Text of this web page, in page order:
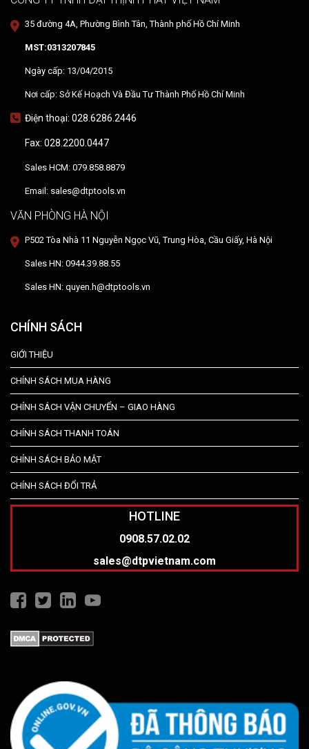
35 đường 4A, Phường Bình Tân, Thành phố Hồ Chí Minh
MST:0313207845
Ngày cấp: 13/04/2015
Nơi cấp: Sở Kế Hoạch Và Đầu Tư Thành Phố Hồ Chí Minh
Điện thoại: 028.6286.2446
Fax: 028.2200.0447
Sales HCM: 079.858.8879
Email: sales@dtptools.vn
VĂN PHÒNG HÀ NỘI
P502 Tòa Nhà 11 Nguyễn Ngọc Vũ, Trung Hòa, Cầu Giấy, Hà Nội
Sales HN: 0944.39.88.55
Sales HN: quyen.h@dtptools.vn
CHÍNH SÁCH
GIỚI THIỆU
CHÍNH SÁCH MUA HÀNG
CHÍNH SÁCH VẬN CHUYỂN – GIAO HÀNG
CHÍNH SÁCH THANH TOÁN
CHÍNH SÁCH BẢO MẬT
CHÍNH SÁCH ĐỔI TRẢ
HOTLINE
0908.57.02.02
sales@dtpvietnam.com